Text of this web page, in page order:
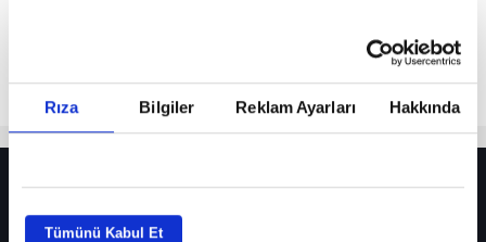
Rıza Bilgiler Reklam Ayarları Hakkında
Tümünü Kabul Et
Fenerbahçe’de sürpriz ayrılık ihtimali! Devre arasında gelmişti